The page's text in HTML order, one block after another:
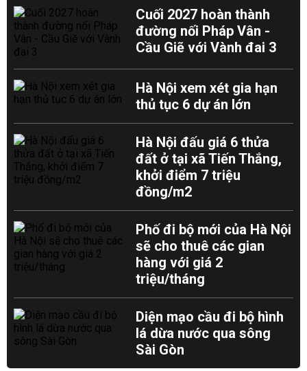
Cuối 2027 hoàn thành
đường nối Pháp Vân -
Cầu Giẽ với Vành đai 3
Hà Nội xem xét gia hạn
thủ tục 6 dự án lớn
Hà Nội đấu giá 6 thửa
đất ở tại xã Tiến Thắng,
khởi điểm 7 triệu
đồng/m2
Phố đi bộ mới của Hà Nội
sẽ cho thuê các gian
hàng với giá 2
triệu/tháng
Diện mạo cầu đi bộ hình
lá dừa nước qua sông
Sài Gòn